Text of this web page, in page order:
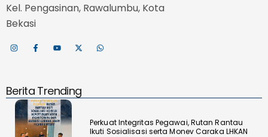
Kel. Pengasinan, Rawalumbu, Kota
Bekasi
Berita Trending
Perkuat Integritas Pegawai, Rutan Rantau
Ikuti Sosialisasi serta Monev Caraka LHKAN